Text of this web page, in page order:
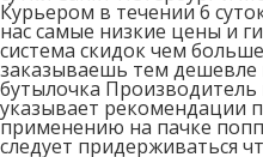
Курьером в течении 6
нас самые низкие цены и
система скидок чем больше
заказываешь тем дешевле
бутылочка Производитель
указывает рекомендации
применению на пачке
следует придерживаться